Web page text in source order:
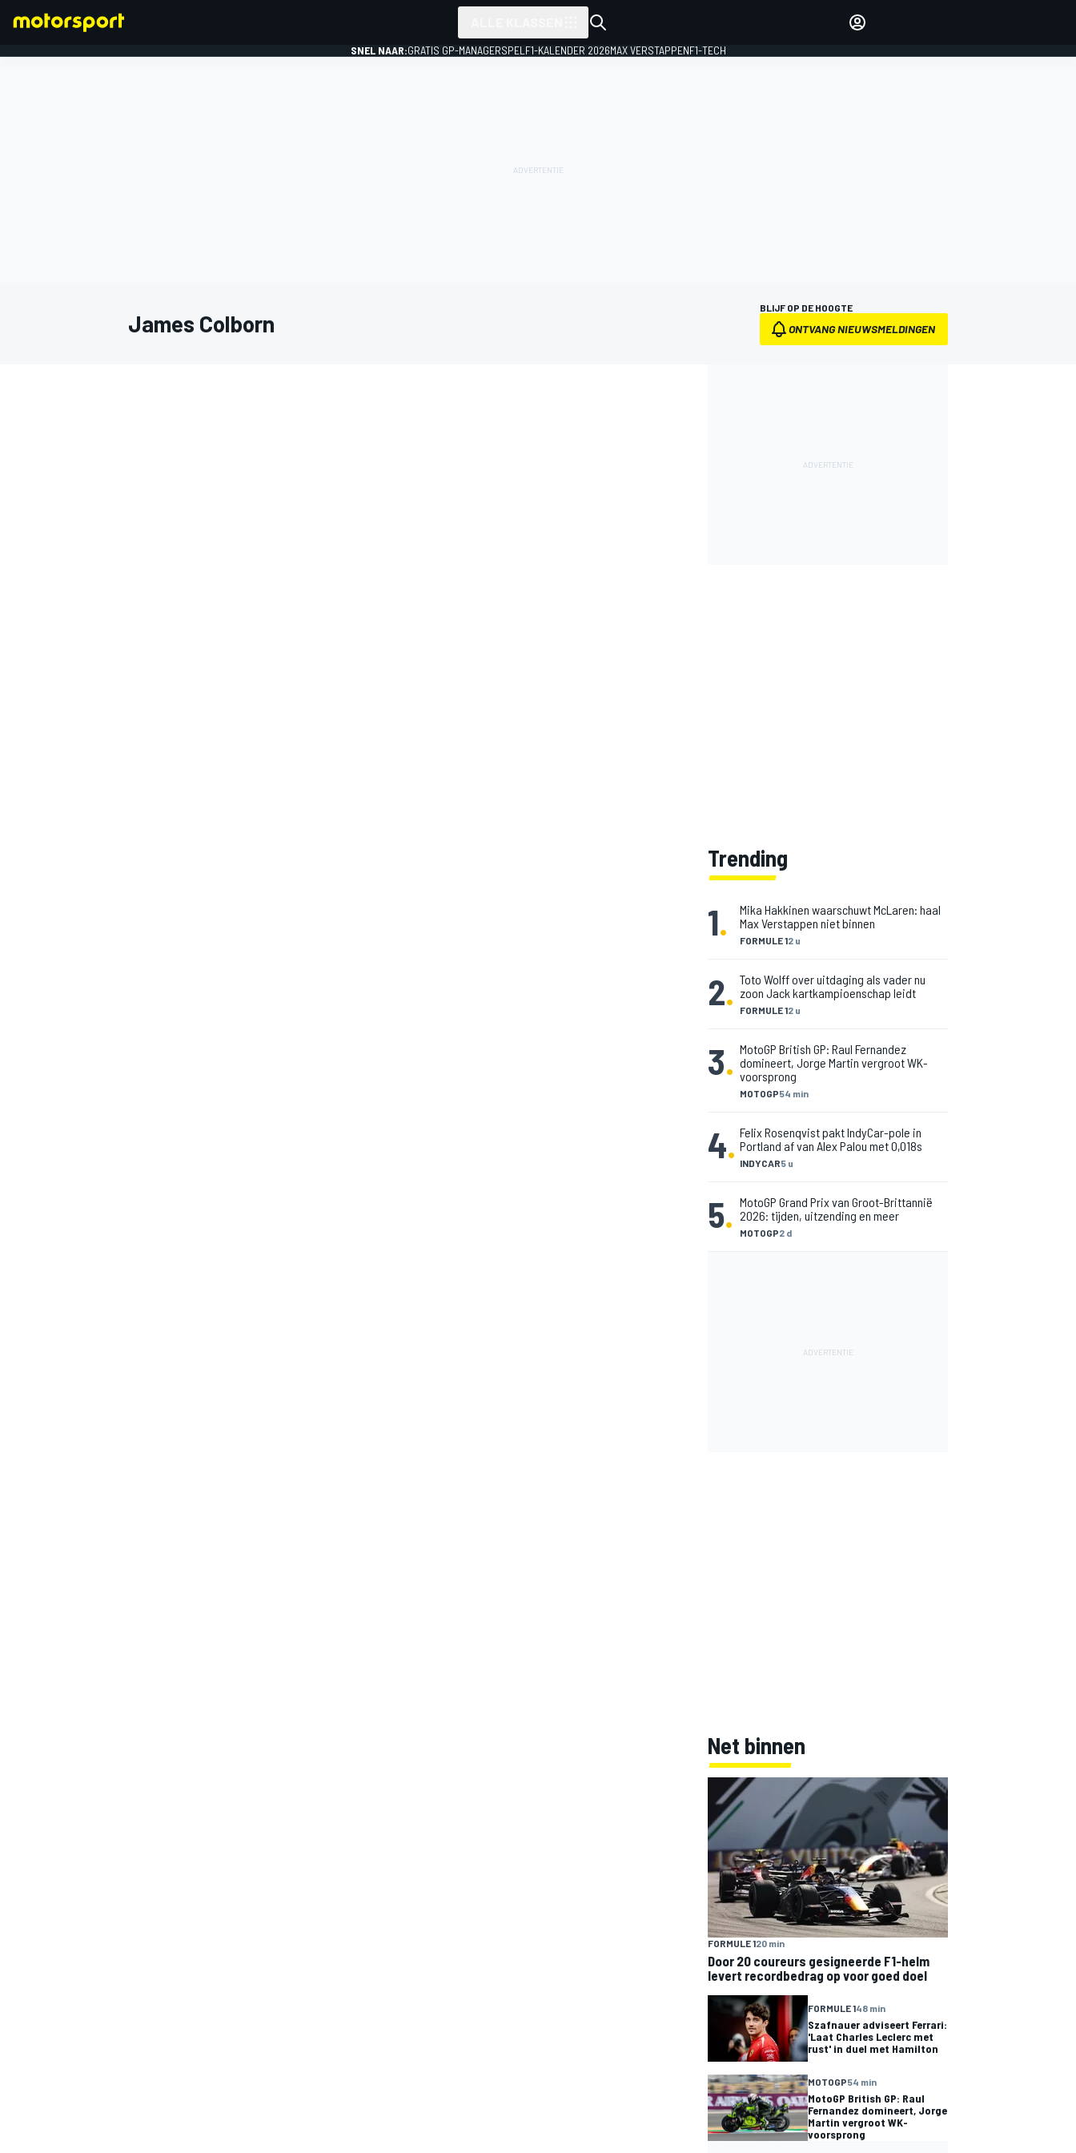
SNEL NAAR:GRATIS GP-MANAGERSPEL F1-KALENDER 2026MAX VERSTAPPENF1-TECH
James Colborn
BLIJF OP DE HOOGTE
ONTVANG NIEUWSMELDINGEN
Trending
1. FORMULE 12 u
Mika Hakkinen waarschuwt McLaren: haal
Max Verstappen niet binnen
2. FORMULE 12 u
Toto Wolff over uitdaging als vader nu
zoon Jack kartkampioenschap leidt
3.
MOTOGP54 min
MotoGP British GP: Raul Fernandez
domineert, Jorge Martin vergroot WK-
voorsprong
4. INDYCAR5 u
Felix Rosenqvist pakt IndyCar-pole in
Portland af van Alex Palou met 0,018s
5. MOTOGP2 d
MotoGP Grand Prix van Groot-Brittannië
2026: tijden, uitzending en meer
Net binnen
FORMULE 120 min
Door 20 coureurs gesigneerde F1-helm
levert recordbedrag op voor goed doel
FORMULE 148 min
Szafnauer adviseert Ferrari:
'Laat Charles Leclerc met
rust' in duel met Hamilton
MOTOGP54 min
MotoGP British GP: Raul
Fernandez domineert, Jorge
Martin vergroot WK-
voorsprong